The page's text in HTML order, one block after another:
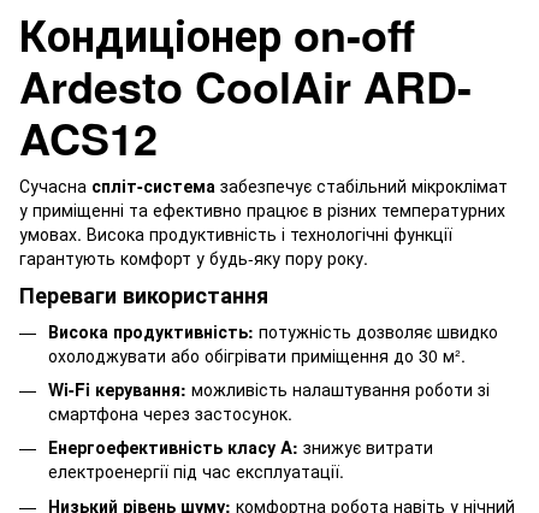
Кондиціонер on-off
Ardesto CoolAir ARD-
ACS12
Сучасна спліт-система забезпечує стабільний мікроклімат
у приміщенні та ефективно працює в різних температурних
умовах. Висока продуктивність і технологічні функції
гарантують комфорт у будь-яку пору року.
Переваги використання
Висока продуктивність: потужність дозволяє швидко
охолоджувати або обігрівати приміщення до 30 м².
Wi-Fi керування: можливість налаштування роботи зі
смартфона через застосунок.
Енергоефективність класу A: знижує витрати
електроенергії під час експлуатації.
Низький рівень шуму: комфортна робота навіть у нічний